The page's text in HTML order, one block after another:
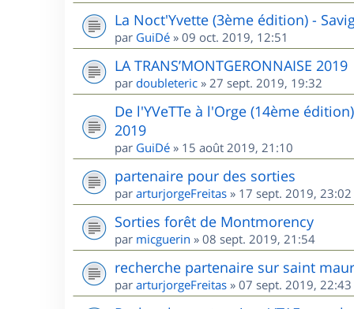
La Noct'Yvette (3ème édition) -
par GuiDé » 09 oct. 2019, 12:51
LA TRANS’MONTGERONNAISE 2019
par doubleteric » 27 sept. 2019, 19:32
De l'YVeTTe à l'Orge (14ème
2019
par GuiDé » 15 août 2019, 21:10
partenaire pour des sorties
par arturjorgeFreitas » 17 sept. 2019, 23:02
Sorties forêt de Montmorency
par micguerin » 08 sept. 2019, 21:54
recherche partenaire sur saint
par arturjorgeFreitas » 07 sept. 2019, 22:43